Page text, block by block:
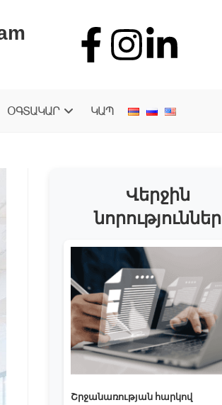
ՕԳՏԱԿԱՐ ԿԱՊ
Վերջին
նորություններ
Շրջանառության հարկով